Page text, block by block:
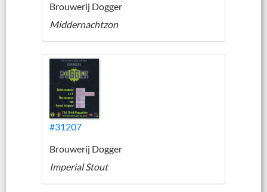
Brouwerij Dogger
Middernachtzon
#31207
Brouwerij Dogger
Imperial Stout